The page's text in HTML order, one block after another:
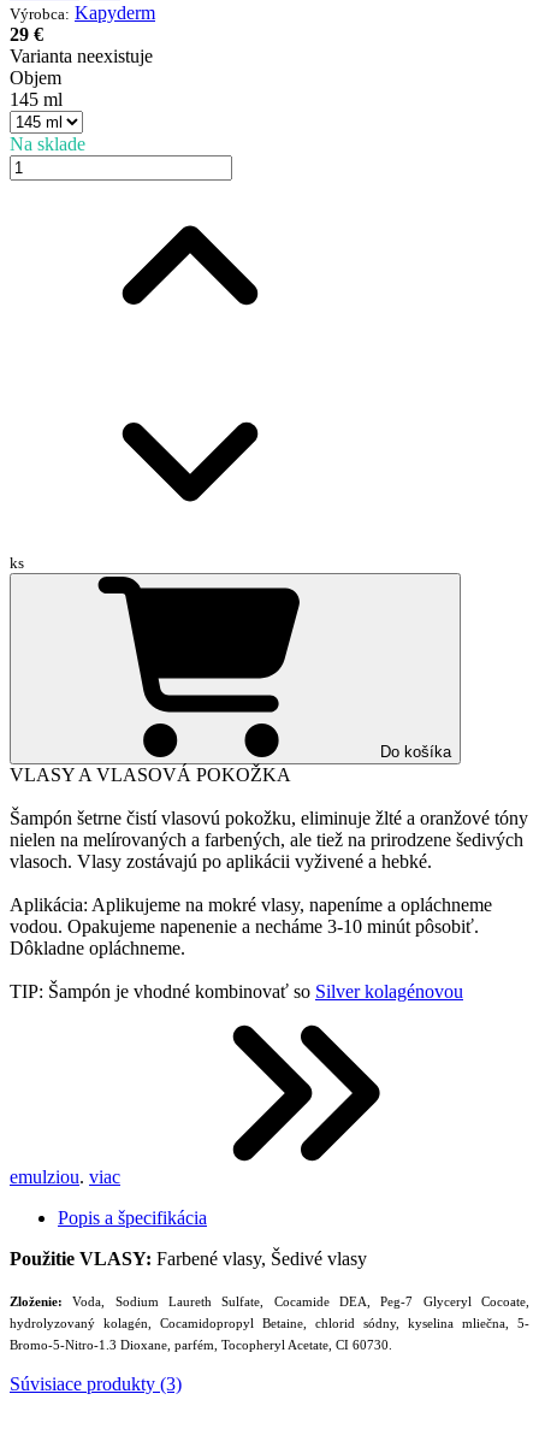
Výrobca: Kapyderm
29 €
Varianta neexistuje
Objem
145 ml
Na sklade
ks
Do košíka
VLASY A VLASOVÁ POKOŽKA
Šampón šetrne čistí vlasovú pokožku, eliminuje žlté a oranžové tóny
nielen na melírovaných a farbených, ale tiež na prirodzene šedivých
vlasoch. Vlasy zostávajú po aplikácii vyživené a hebké.
Aplikácia: Aplikujeme na mokré vlasy, napeníme a opláchneme
vodou. Opakujeme napenenie a necháme 3-10 minút pôsobiť.
Dôkladne opláchneme.
TIP: Šampón je vhodné kombinovať so Silver kolagénovou
emulziou. viac
Popis a špecifikácia
Použitie VLASY: Farbené vlasy, Šedivé vlasy
Zloženie:Voda, Sodium Laureth Sulfate, Cocamide DEA, Peg-7 Glyceryl Cocoate,
hydrolyzovaný kolagén, Cocamidopropyl Betaine, chlorid sódny, kyselina mliečna, 5-
Bromo-5-Nitro-1.3 Dioxane, parfém, Tocopheryl Acetate, CI 60730.
Súvisiace produkty (3)